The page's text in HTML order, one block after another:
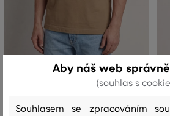
POLOKOŠILE GANT REG CONTRAST
+3 2 599 Kč
Aby náš web
(souhlas s
Souhlasem se zpracováním